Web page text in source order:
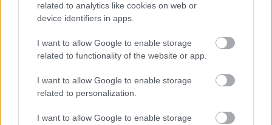
related to analytics like cookies on web or
device identifiers in apps.
I want to allow Google to enable storage
related to functionality of the website or app.
I want to allow Google to enable storage
related to personalization.
I want to allow Google to enable storage